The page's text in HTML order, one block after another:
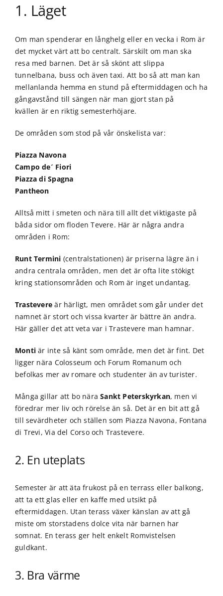
1. Läget
Om man spenderar en långhelg eller en vecka i Rom är
det mycket värt att bo centralt. Särskilt om man ska
resa med barnen. Det är så skönt att slippa
tunnelbana, buss och även taxi. Att bo så att man kan
mellanlanda hemma en stund på eftermiddagen och ha
gångavstånd till sängen när man gjort stan på
kvällen är en riktig semesterhöjare.
De områden som stod på vår önskelista var:
Piazza Navona
Campo de´ Fiori
Piazza di Spagna
Pantheon
Alltså mitt i smeten och nära till allt det viktigaste på
båda sidor om floden Tevere. Här är några andra
områden i Rom:
Runt Termini (centralstationen) är priserna lägre än i
andra centrala områden, men det är ofta lite stökigt
kring stationsområden och Rom är inget undantag.
Trastevere är härligt, men området som går under det
namnet är stort och vissa kvarter är bättre än andra.
Här gäller det att veta var i Trastevere man hamnar.
Monti är inte så känt som område, men det är fint. Det
ligger nära Colosseum och Forum Romanum och
befolkas mer av romare och studenter än av turister.
Många gillar att bo näraSankt Peterskyrkan, men vi
föredrar mer liv och rörelse än så. Det är en bit att gå
till sevärdheter och ställen som Piazza Navona, Fontana
di Trevi, Via del Corso och Trastevere.
2. En uteplats
Semester är att äta frukost på en terrass eller balkong,
att ta ett glas eller en kaffe med utsikt på
eftermiddagen. Utan terass växer känslan av att gå
miste om storstadens dolce vita när barnen har
somnat. En terass ger helt enkelt Romvistelsen
guldkant.
3. Bra värme